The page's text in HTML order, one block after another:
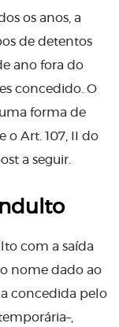
os anos, a
de detentos
ano fora do
concedido. O
forma de
Art. 107, II do
a seguir.
com a saída
nome dado ao
concedida pelo